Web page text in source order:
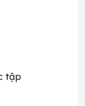
tập